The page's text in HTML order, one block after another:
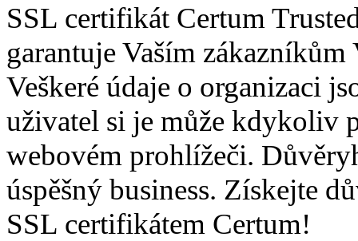
SSL certifikát Certum
garantuje Vaším
Veškeré údaje o organizaci
uživatel si je může kdykoliv
webovém prohlížeči.
úspěšný business. Získejte
SSL certifikátem Certum!